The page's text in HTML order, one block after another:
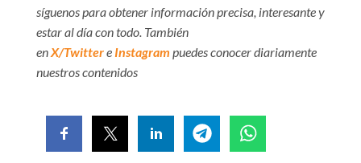
síguenos para obtener información precisa, interesante y
estar al día con todo. También
en X/Twittere Instagram puedes conocer diariamente
nuestros contenidos